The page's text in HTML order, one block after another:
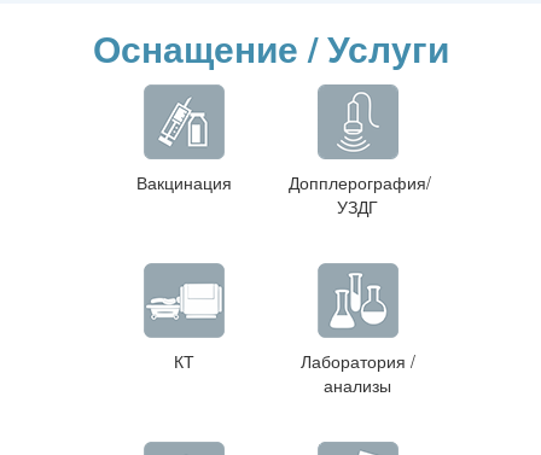
Оснащение / Услуги
Вакцинация
Допплерография/
УЗДГ
КТ
Лаборатория /
анализы